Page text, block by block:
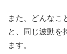
また、どんなこ
と、同じ波動を
ます。